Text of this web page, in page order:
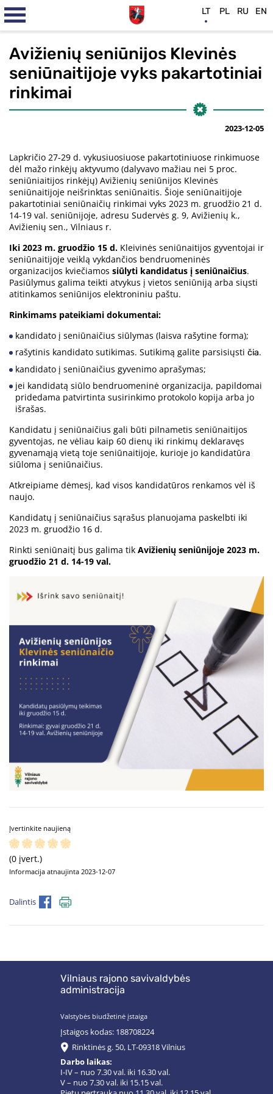
Avižienių seniūnijos Klevinės
seniūnaitijoje vyks pakartotiniai
rinkimai
2023-12-05
Lapkričio 27-29 d. vykusiuosiuose pakartotiniuose rinkimuose
dėl mažo rinkėjų aktyvumo (dalyvavo mažiau nei 5 proc.
seniūniaitijos rinkėjų) Avižienių seniūnijos Klevinės
seniūnaitijoje neišrinktas seniūnaitis. Šioje seniūnaitijoje
pakartotiniai seniūnaičių rinkimai vyks 2023 m. gruodžio 21 d.
14-19 val. seniūnijoje, adresu Sudervės g. 9, Avižienių k.,
Avižienių sen., Vilniaus r.
Iki 2023 m. gruodžio 15 d. Kleivinės seniūnaitijos gyventojai ir
seniūnaitijoje veiklą vykdančios bendruomeninės
organizacijos kviečiamos siūlyti kandidatus į seniūnaičius.
Pasiūlymus galima teikti atvykus į vietos seniūniją arba siųsti
atitinkamos seniūnijos elektroniniu paštu.
Rinkimams pateikiami dokumentai:
kandidato į seniūnaičius siūlymas (laisva rašytine forma);
rašytinis kandidato sutikimas. Sutikimą galite parsisiųsti čia.
kandidato į seniūnaičius gyvenimo aprašymas;
jei kandidatą siūlo bendruomeninė organizacija, papildomai
pridedama patvirtinta susirinkimo protokolo kopija arba jo
išrašas.
Kandidatu į seniūnaičius gali būti pilnametis seniūnaitijos
gyventojas, ne vėliau kaip 60 dienų iki rinkimų deklaravęs
gyvenamąją vietą toje seniūnaitijoje, kurioje jo kandidatūra
siūloma į seniūnaičius.
Atkreipiame dėmesį, kad visos kandidatūros renkamos vėl iš
naujo.
Kandidatų į seniūnaičius sąrašus planuojama paskelbti iki
2023 m. gruodžio 16 d.
Rinkti seniūnaitį bus galima tik Avižienių seniūnijoje 2023 m.
gruodžio 21 d. 14-19 val.
Įvertinkite naujieną
(0 įvert.)
Informacija atnaujinta 2023-12-07
Dalintis
Vilniaus rajono savivaldybės
administracija
Valstybės biudžetinė įstaiga
Įstaigos kodas: 188708224
Rinktinės g. 50, LT-09318 Vilnius
Darbo laikas:
I-IV – nuo 7.30 val. iki 16.30 val.
V – nuo 7.30 val. iki 15.15 val.
LT PL RU EN